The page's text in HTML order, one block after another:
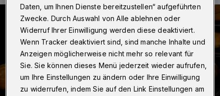
Daten, um Ihnen Dienste bereitzustellen“ aufgeführten
Zwecke. Durch Auswahl von Alle ablehnen oder
Widerruf Ihrer Einwilligung werden diese deaktiviert.
Wenn Tracker deaktiviert sind, sind manche Inhalte und
Anzeigen möglicherweise nicht mehr so relevant für
Sie. Sie können dieses Menü jederzeit wieder aufrufen,
um Ihre Einstellungen zu ändern oder Ihre Einwilligung
zu widerrufen, indem Sie auf den Link Einstellungen am